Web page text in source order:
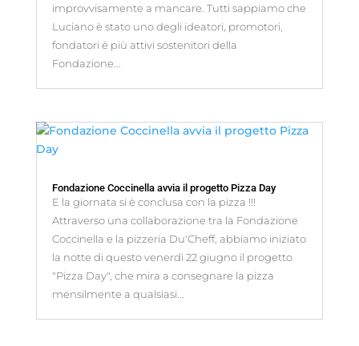
improvvisamente a mancare. Tutti sappiamo che
Luciano è stato uno degli ideatori, promotori,
fondatori è più attivi sostenitori della
Fondazione...
Fondazione Coccinella avvia il progetto Pizza Day
E la giornata si è conclusa con la pizza !!!
Attraverso una collaborazione tra la Fondazione
Coccinella e la pizzeria Du'Cheff, abbiamo iniziato
la notte di questo venerdì 22 giugno il progetto
"Pizza Day", che mira a consegnare la pizza
mensilmente a qualsiasi...